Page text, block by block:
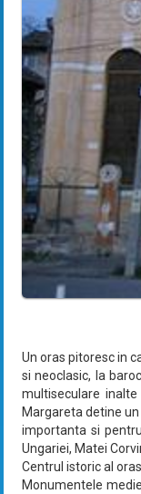
Un oras pitoresc in
si neoclasic, la
multiseculare
Margareta detine
importanta si
Ungariei, Matei
Centrul istoric al
Monumentele